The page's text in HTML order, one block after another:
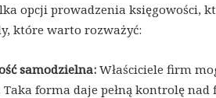
opcji prowadzenia księgowości,
które warto rozważyć:
samodzielna: Właściciele firm
Taka forma daje pełną kontrolę